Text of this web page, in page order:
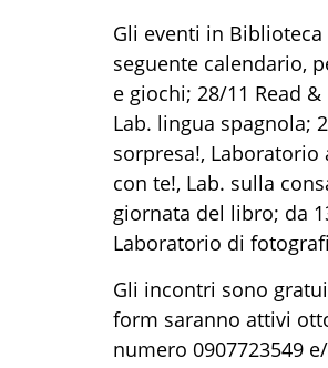
Gli eventi in
seguente calendario,
e giochi; 28/11 Read
Lab. lingua spagnola;
sorpresa!,
con te!, Lab. sulla
giornata del libro; da
Laboratorio di
Gli incontri sono
form saranno attivi
numero 0907723549